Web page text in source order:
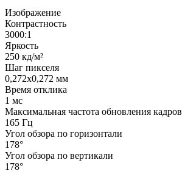
Изображение
Контрастность
3000:1
Яркость
250 кд/м²
Шаг пикселя
0,272x0,272 мм
Время отклика
1 мс
Максимальная частота обновления кадров
165 Гц
Угол обзора по горизонтали
178°
Угол обзора по вертикали
178°